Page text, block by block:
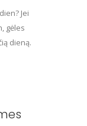
Jei
gėles
dieną.